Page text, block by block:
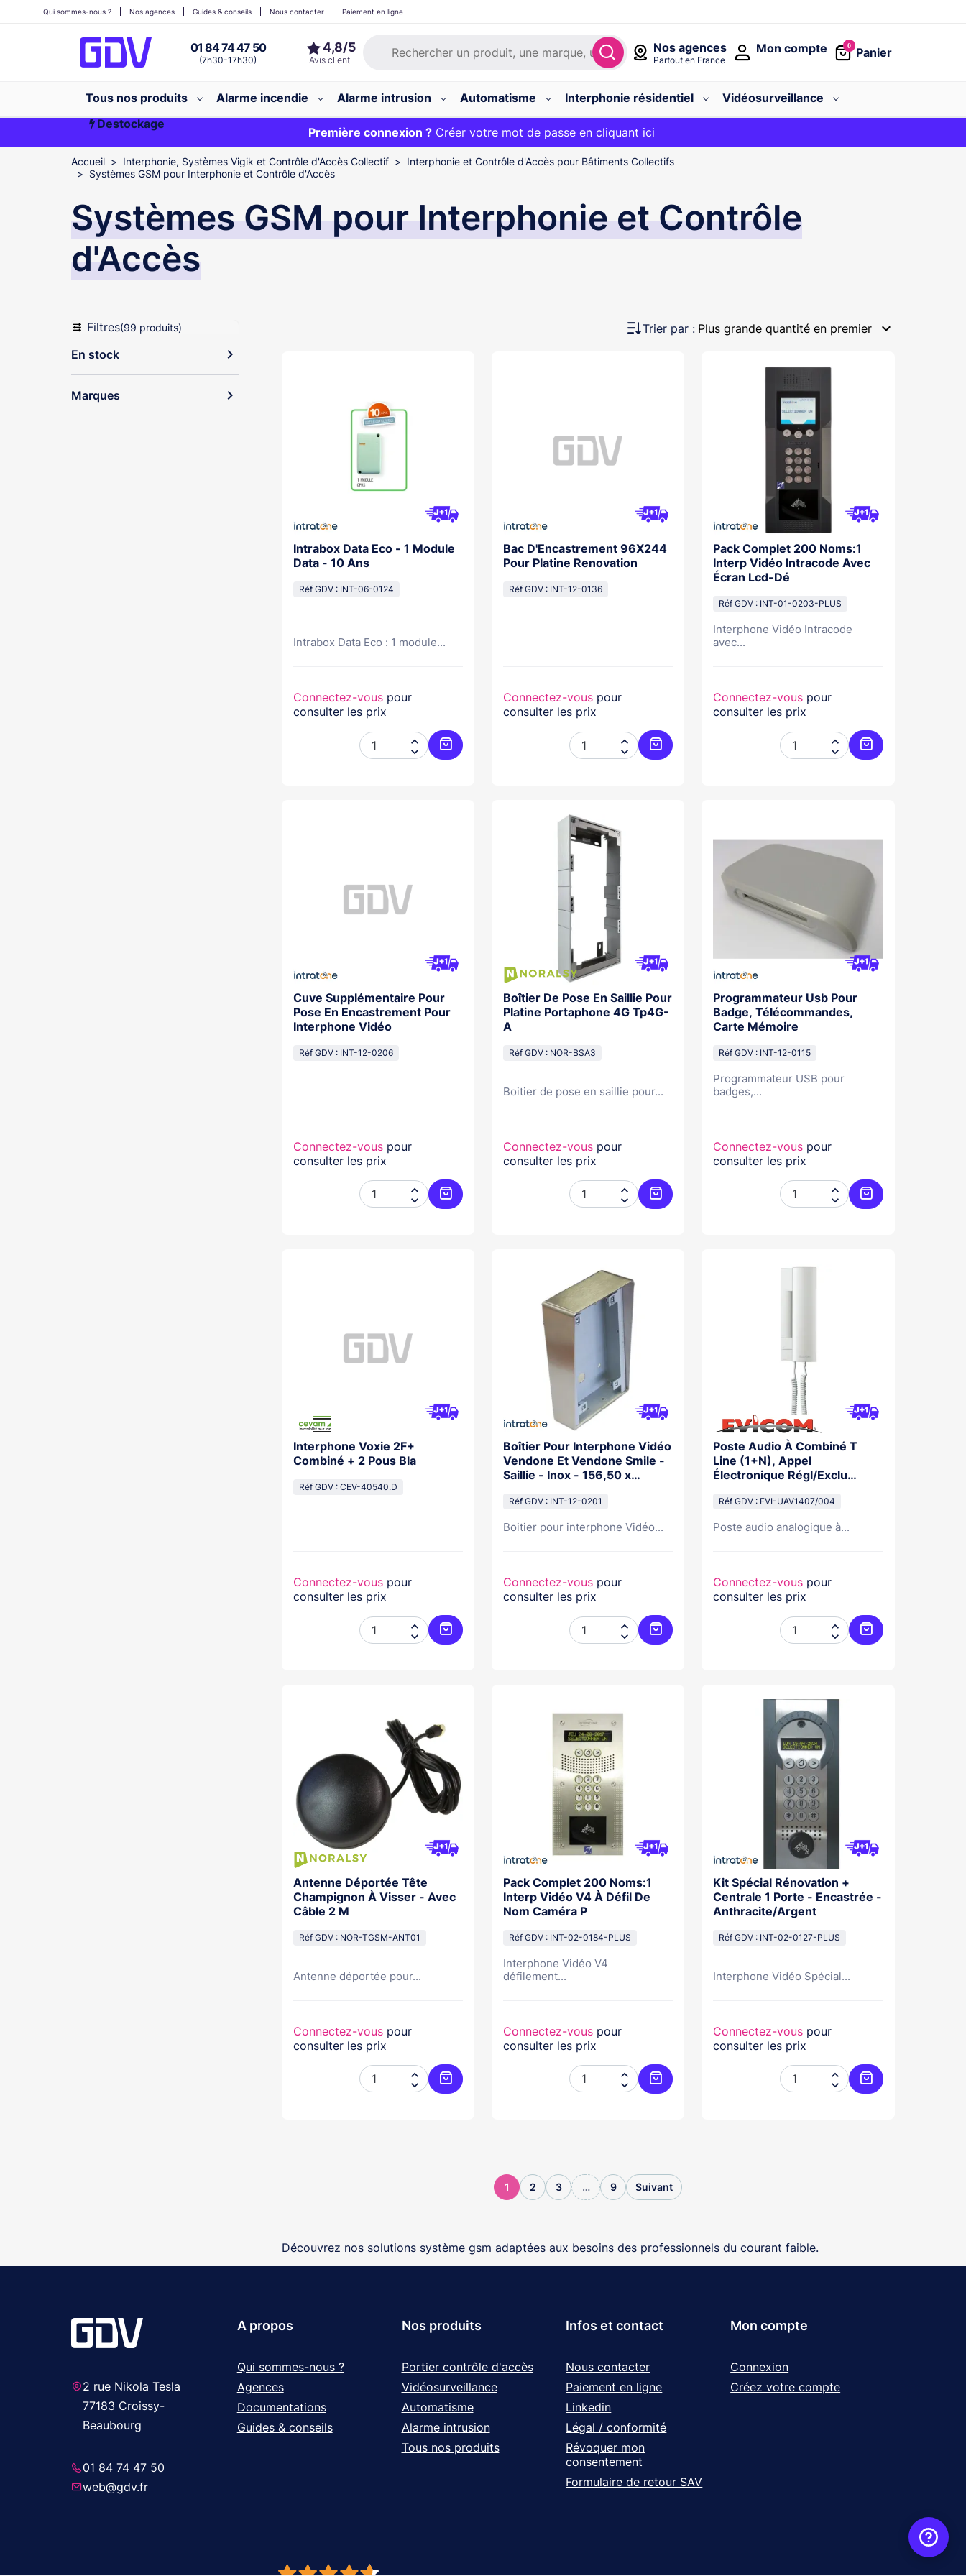
Nos agences
Partout en France
01 84 74 47 50
(7h30-17h30)
0
Panier
Mon compte
Qui sommes-nous ? Nos agences Guides & conseils Nous contacter Paiement en ligne
Tous nos produits Alarme incendie Alarme intrusion Automatisme Interphonie résidentiel
Vidéosurveillance
Destockage
Première commande ?20€ OFFERT sur votre panier et livraison 24/48h gratuite avec le code
Première connexion ?Créer votre mot de passe en cliquant ici
EXCLU WEB :
Accueil Interphonie, Systèmes Vigik et Contrôle d'Accès Collectif
Interphonie et Contrôle d'Accès pour Bâtiments Collectifs
Systèmes GSM pour Interphonie et Contrôle d'Accès
Systèmes GSM pour Interphonie et Contrôle
d'Accès
Filtres(99 produits)
En stock expand_more
Marques expand_more
Trier par : Plus grande quantité en premier expand_more
Intrabox Data Eco - 1 Module
Data - 10 Ans
Réf GDV : INT-06-0124
Intrabox Data Eco : 1 module...
Connectez-vouspour
consulter les prix


Ajouter au panier
Bac D'Encastrement 96X244
Pour Platine Renovation
Réf GDV : INT-12-0136
Connectez-vouspour
consulter les prix


Ajouter au panier
Pack Complet 200 Noms:1
Interp Vidéo Intracode Avec
Écran Lcd-Dé
Réf GDV : INT-01-0203-PLUS
Interphone Vidéo Intracode
avec...
Connectez-vous pour
consulter les prix


Ajouter au panier
Cuve Supplémentaire Pour
Pose En Encastrement Pour
Interphone Vidéo
Réf GDV : INT-12-0206
Connectez-vouspour
consulter les prix


Ajouter au panier
Boîtier De Pose En Saillie Pour
Platine Portaphone 4G Tp4G-
A
Réf GDV : NOR-BSA3
Boitier de pose en saillie pour...
Connectez-vouspour
consulter les prix


Ajouter au panier
Programmateur Usb Pour
Badge, Télécommandes,
Carte Mémoire
Réf GDV : INT-12-0115
Programmateur USB pour
badges,...
Connectez-vous pour
consulter les prix


Ajouter au panier
Interphone Voxie 2F+
Combiné + 2 Pous Bla
Réf GDV : CEV-40540.D
Connectez-vouspour
consulter les prix


Ajouter au panier
Boîtier Pour Interphone Vidéo
Vendone Et Vendone Smile -
Saillie - Inox - 156,50 x
Réf GDV : INT-12-0201
Boitier pour interphone Vidéo...
Connectez-vouspour
consulter les prix


Ajouter au panier
Poste Audio À Combiné T
Line (1+N), Appel
Électronique Régl/Exclu
Réf GDV : EVI-UAV1407/004
Poste audio analogique à...
Connectez-vous pour
consulter les prix


Ajouter au panier
Antenne Déportée Tête
Champignon À Visser - Avec
Câble 2 M
Réf GDV : NOR-TGSM-ANT01
Antenne déportée pour...
Connectez-vouspour
consulter les prix


Ajouter au panier
Pack Complet 200 Noms:1
Interp Vidéo V4 À Défil De
Nom Caméra P
Réf GDV : INT-02-0184-PLUS
Interphone Vidéo V4
défilement...
Connectez-vouspour
consulter les prix


Ajouter au panier
Kit Spécial Rénovation +
Centrale 1 Porte - Encastrée -
Anthracite/Argent
Réf GDV : INT-02-0127-PLUS
Interphone Vidéo Spécial...
Connectez-vous pour
consulter les prix


Ajouter au panier
1 2 3 … 9 Suivant
Découvrez nos solutions système gsm adaptées aux besoins des professionnels du courant faible.
2 rue Nikola Tesla
77183 Croissy-
Beaubourg
01 84 74 47 50
web@gdv.fr
A propos
Qui sommes-nous ?
Agences
Documentations
Guides & conseils
Nos produits
Portier contrôle d'accès
Vidéosurveillance
Automatisme
Alarme intrusion
Tous nos produits
Infos et contact
Nous contacter
Paiement en ligne
Linkedin
Légal / conformité
Révoquer mon
consentement
Formulaire de retour SAV
Mon compte
Connexion
Créez votre compte